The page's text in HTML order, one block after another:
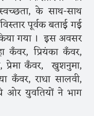
के साथ-साथ
पूर्वक बताई गई
गया । इस अवसर
कँवर, प्रियंका कँवर,
प्रेमा कँवर, खुशनुमा,
कँवर, राधा सालवी,
ओर युवतियों ने भाग